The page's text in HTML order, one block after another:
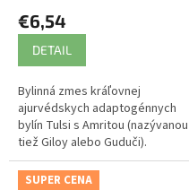
€6,54
DETAIL
Bylinná zmes kráľovnej
ajurvédskych adaptogénnych
bylín Tulsi s Amritou (nazývanou
tiež Giloy alebo Guduči).
Zloženie dopĺňa škorica, sladké
drievko a čierne korenie.
SUPER CENA